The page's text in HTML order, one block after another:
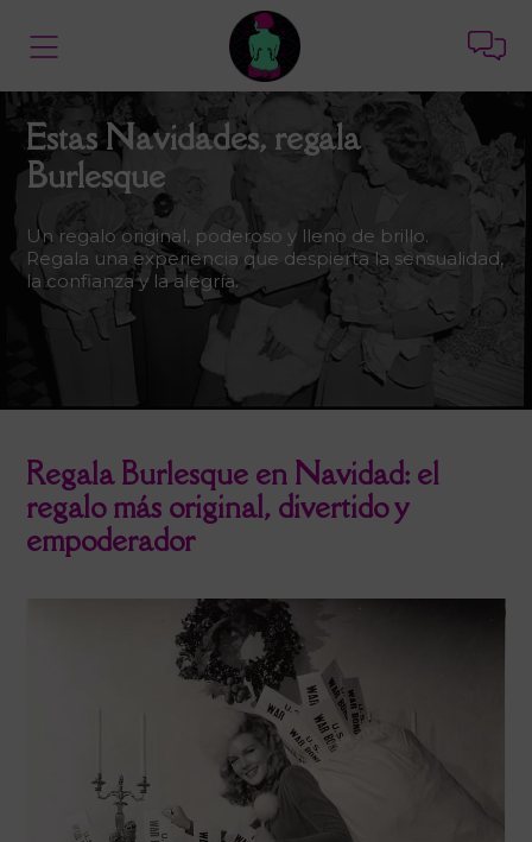
Estas Navidades, regala
Burlesque
Un regalo original, poderoso y lleno de brillo.
Regala una experiencia que despierta la sensualidad,
la confianza y la alegría.
Regala Burlesque en Navidad: el
regalo más original, divertido y
empoderador